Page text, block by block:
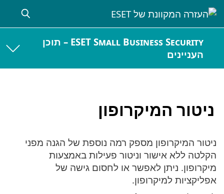
ESET Small Business Security – תוכן
העניינים
ניטור המיקרופון
ניטור המיקרופון מספק רמה נוספת של הגנה מפני
הקלטה ללא אישור וניטור פעילות באמצעות
מיקרופון. ניתן לאפשר או לחסום גישה של
אפליקציות למיקרופון.